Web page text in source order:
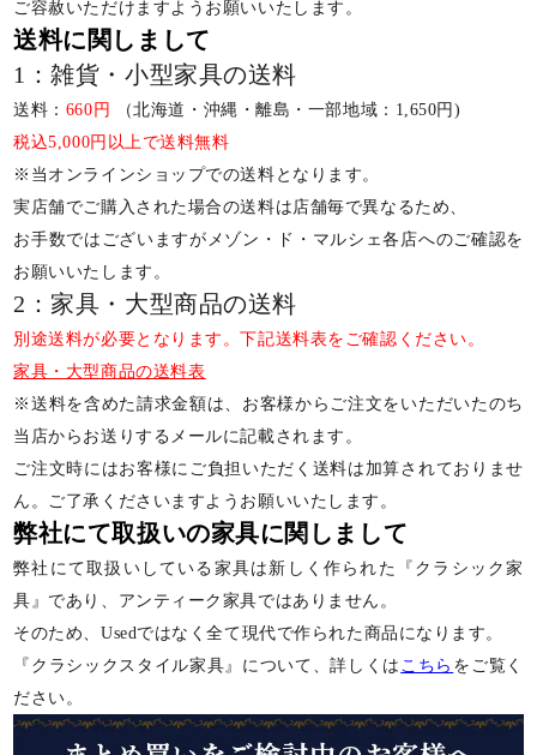
ご容赦いただけますようお願いいたします。
送料に関しまして
1：雑貨・小型家具の送料
送料： 660円
（北海道・沖縄・離島・一部地域：1,650円)
税込5,000円以上で送料無料
※当オンラインショップでの送料となります。
実店舗でご購入された場合の送料は店舗毎で異なるため、
お手数ではございますがメゾン・ド・マルシェ各店へのご確認を
お願いいたします。
2：家具・大型商品の送料
別途送料が必要となります。下記送料表をご確認ください。
家具・大型商品の送料表
※送料を含めた請求金額は、お客様からご注文をいただいたのち
当店からお送りするメールに記載されます。
ご注文時にはお客様にご負担いただく送料は加算されておりませ
ん。ご了承くださいますようお願いいたします。
弊社にて取扱いの家具に関しまして
弊社にて取扱いしている家具は新しく作られた『クラシック家
具』であり、アンティーク家具ではありません。
そのため、Usedではなく全て現代で作られた商品になります。
『クラシックスタイル家具』について、詳しくは こちら をご覧く
ださい。